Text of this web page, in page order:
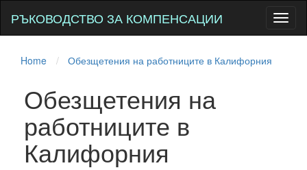
РЪКОВОДСТВО ЗА КОМПЕНСАЦИИ
Home Обезщетения на работниците в Калифорния
Обезщетения на
работниците в
Калифорния